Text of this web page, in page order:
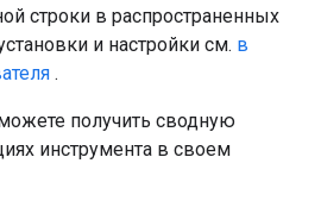
строки в распространенных
и настройки см. в
.
получить сводную
инструмента в своем